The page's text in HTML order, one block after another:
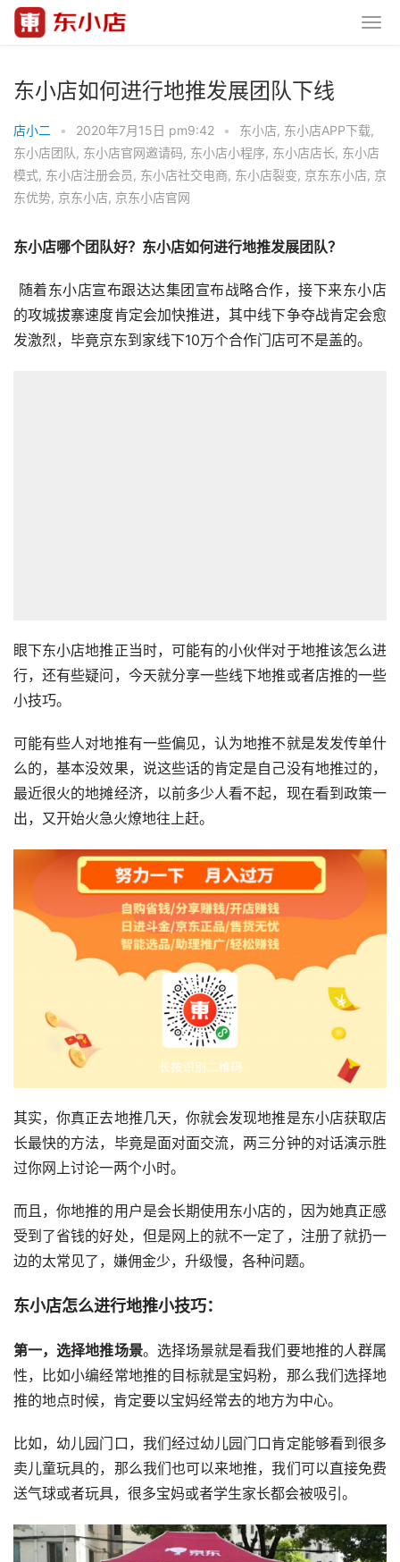
东小店如何进行地推发展团队下线
店小二 • 2020年7月15日 pm9:42 • 东小店, 东小店APP下载,
东小店团队 , 东小店官网邀请码, 东小店小程序, 东小店店长, 东小店
模式, 东小店注册会员 , 东小店社交电商, 东小店裂变, 京东东小店, 京
东优势, 京东小店, 京东小店官网
东小店哪个团队好？东小店如何进行地推发展团队？
的攻城拔寨速度肯定会加快推进，其中线下争夺战肯定会愈
发激烈，毕竟京东到家线下10万个合作门店可不是盖的。
眼下东小店地推正当时，可能有的小伙伴对于地推该怎么进
行，还有些疑问，今天就分享一些线下地推或者店推的一些
小技巧。
可能有些人对地推有一些偏见，认为地推不就是发发传单什
么的，基本没效果，说这些话的肯定是自己没有地推过的，
最近很火的地摊经济，以前多少人看不起，现在看到政策一
出，又开始火急火燎地往上赶。
其实，你真正去地推几天，你就会发现地推是东小店获取店
长最快的方法，毕竟是面对面交流，两三分钟的对话演示胜
过你网上讨论一两个小时。
而且，你地推的用户是会长期使用东小店的，因为她真正感
受到了省钱的好处，但是网上的就不一定了，注册了就扔一
边的太常见了，嫌佣金少，升级慢，各种问题。
东小店怎么进行地推小技巧：
第一，选择地推场景。选择场景就是看我们要地推的人群属
性，比如小编经常地推的目标就是宝妈粉，那么我们选择地
推的地点时候，肯定要以宝妈经常去的地方为中心。
比如，幼儿园门口，我们经过幼儿园门口肯定能够看到很多
卖儿童玩具的，那么我们也可以来地推，我们可以直接免费
送气球或者玩具，很多宝妈或者学生家长都会被吸引。